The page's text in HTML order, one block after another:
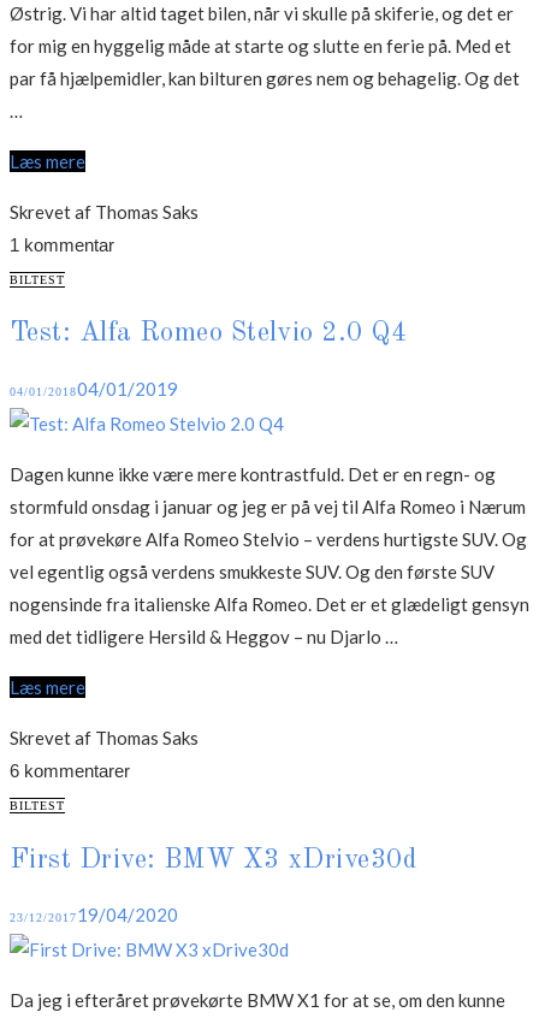
Østrig. Vi har altid taget bilen, når vi skulle på skiferie, og det er
for mig en hyggelig måde at starte og slutte en ferie på. Med et
par få hjælpemidler, kan bilturen gøres nem og behagelig. Og det
råd
når
du
tager
på
Læs mere
Skrevet af Thomas Saks
1 kommentar
CATEGORIES
BILTEST
Test: Alfa Romeo Stelvio 2.0 Q4
Posted
on
04/01/201804/01/2019
Dagen kunne ikke være mere kontrastfuld. Det er en regn- og
stormfuld onsdag i januar og jeg er på vej til Alfa Romeo i Nærum
for at prøvekøre Alfa Romeo Stelvio – verdens hurtigste SUV. Og
vel egentlig også verdens smukkeste SUV. Og den første SUV
nogensinde fra italienske Alfa Romeo. Det er et glædeligt gensyn
med det tidligere Hersild & Heggov – nu Djarlo …
Læs mere
Skrevet af Thomas Saks
6 kommentarer
CATEGORIES
BILTEST
First Drive: BMW X3 xDrive30d
Posted
on
23/12/201719/04/2020
Da jeg i efteråret prøvekørte BMW X1 for at se, om den kunne